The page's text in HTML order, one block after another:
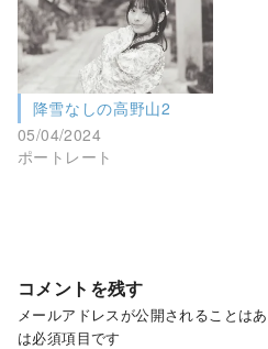
降雪なしの高野山2
05/04/2024
ポートレート
コメントを残す
メールアドレスが公開されることはあ
は必須項目です